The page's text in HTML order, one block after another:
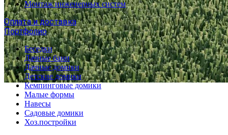
Монтаж инженерных систем
Оплата и доставка
Портфолио
Беседки
Дачные бани
Дачные домики
Детские домики
Кемпинговые домики
Малые формы
Навесы
Садовые домики
Хоз.постройки